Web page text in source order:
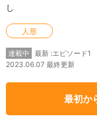
し
人形
連載中
最新 :エピソード1
2023.06.07 最終更新
最初か